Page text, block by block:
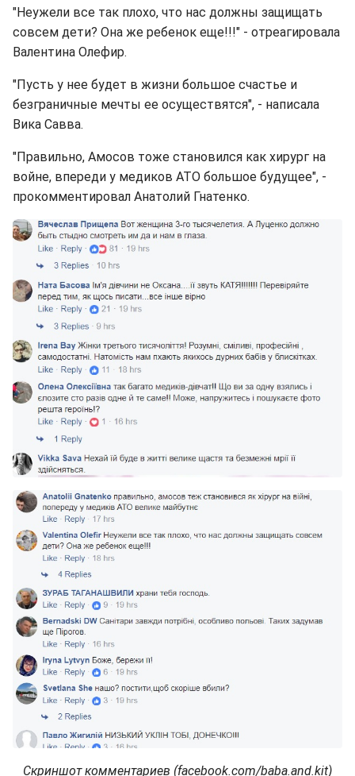
"Неужели все так плохо, что нас должны защищать
совсем дети? Она же ребенок еще!!!" - отреагировала
Валентина Олефир.
"Пусть у нее будет в жизни большое счастье и
безграничные мечты ее осуществятся", - написала
Вика Савва.
"Правильно, Амосов тоже становился как хирург на
войне, впереди у медиков АТО большое будущее", -
прокомментировал Анатолий Гнатенко.
Скриншот комментариев (facebook.com/baba.and.kit)